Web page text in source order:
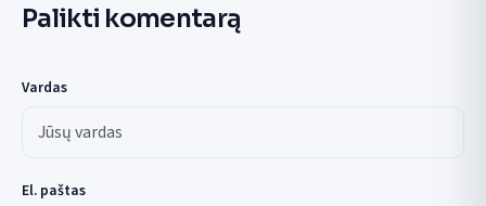
Palikti komentarą
Vardas
El. paštas